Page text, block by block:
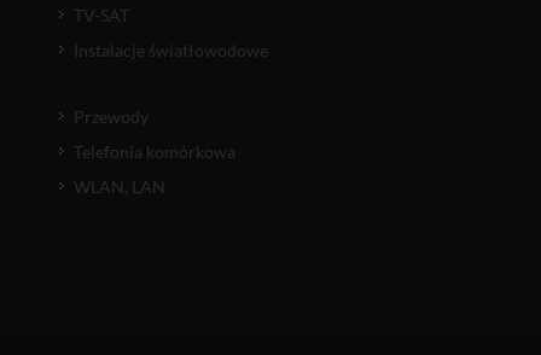
TV-SAT
Instalacje światłowodowe
Przewody
Telefonia komórkowa
WLAN, LAN